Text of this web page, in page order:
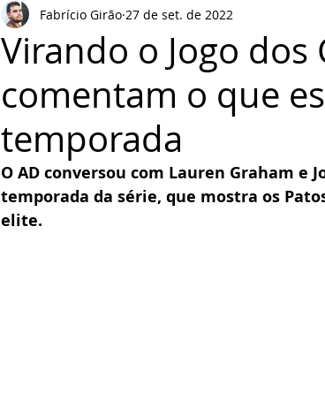
Virando o Jogo dos
comentam o que
temporada
Fabrício Girão 27 de set. de 2022
O AD conversou com Lauren Graham e
temporada da série, que mostra os
elite.